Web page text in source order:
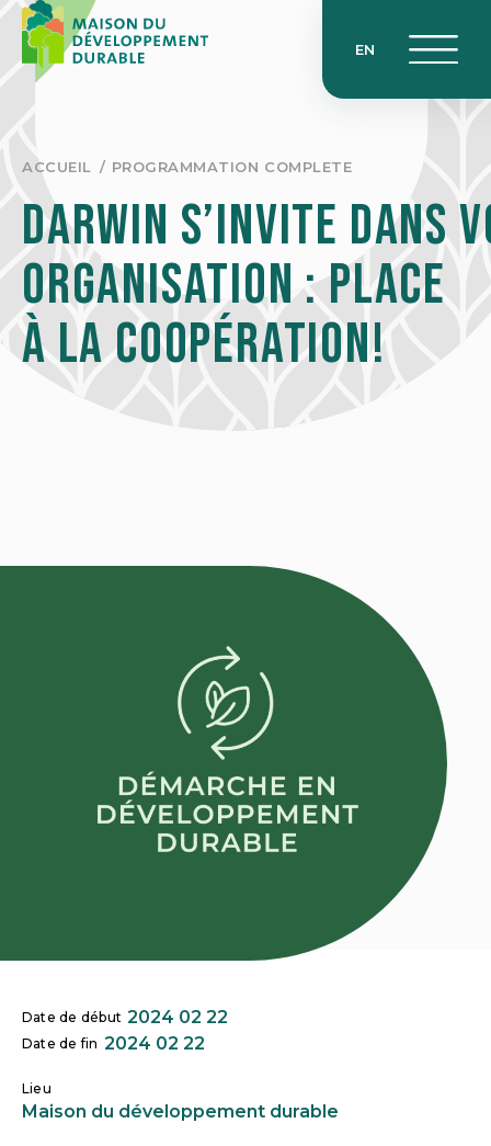
Skip
content
EN
ACCUEIL PROGRAMMATION COMPLETE
Darwin s’invite dans
organisation : place
à la coopération!
Date de début 2024 02 22
Date de fin 2024 02 22
Lieu
Maison du développement durable